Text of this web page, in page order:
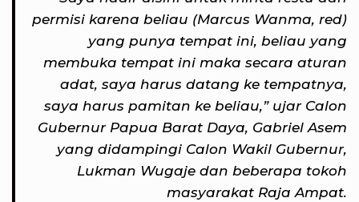
permisi karena beliau (Marcus Wanma, red)
yang punya tempat ini, beliau yang
membuka tempat ini maka secara aturan
adat, saya harus datang ke tempatnya,
saya harus pamitan ke beliau,” ujar Calon
Gubernur Papua Barat Daya, Gabriel Asem
yang didampingi Calon Wakil Gubernur,
Lukman Wugaje dan beberapa tokoh
masyarakat Raja Ampat.